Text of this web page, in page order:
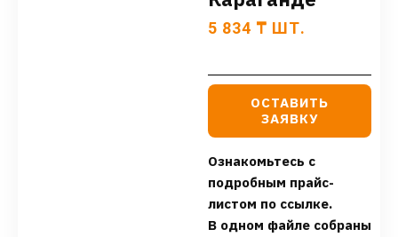
5 834 ₸ ШТ.
ОСТАВИТЬ
ЗАЯВКУ
Ознакомьтесь с
подробным прайс-
листом по ссылке.
В одном файле собраны